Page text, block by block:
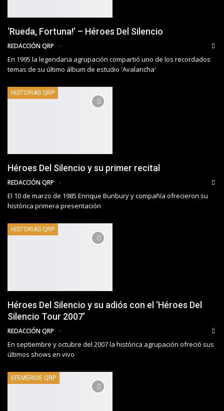
‘Rueda, Fortuna!’ – Héroes Del Silencio
REDACCIÓN QRP
En 1995 la legendaria agrupación compartió uno de los recordados
temas de su último álbum de estudio 'Avalancha'
HISTORIAS QRP
Héroes Del Silencio y su primer recital
REDACCIÓN QRP
El 10 de marzo de 1985 Enrique Bunbury y compañía ofrecieron su
histórica primera presentación
HISTORIAS QRP
Héroes Del Silencio y su adiós con el ‘Héroes Del
Silencio Tour 2007’
REDACCIÓN QRP
En septiembre y octubre del 2007 la histórica agrupación ofreció sus
últimos shows en vivo
EFEMÉRIDE QRP